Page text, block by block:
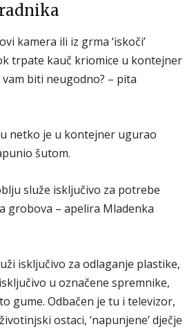
kamera ili iz grma ‘iskoči’
trpate kauč kriomice u kontejner
biti neugodno? – pita
netko je u kontejner ugurao
šutom.
služe isključivo za potrebe
grobova – apelira Mladenka
isključivo za odlaganje plastike,
u označene spremnike,
gume. Odbačen je tu i televizor,
ostaci, ‘napunjene’ dječje